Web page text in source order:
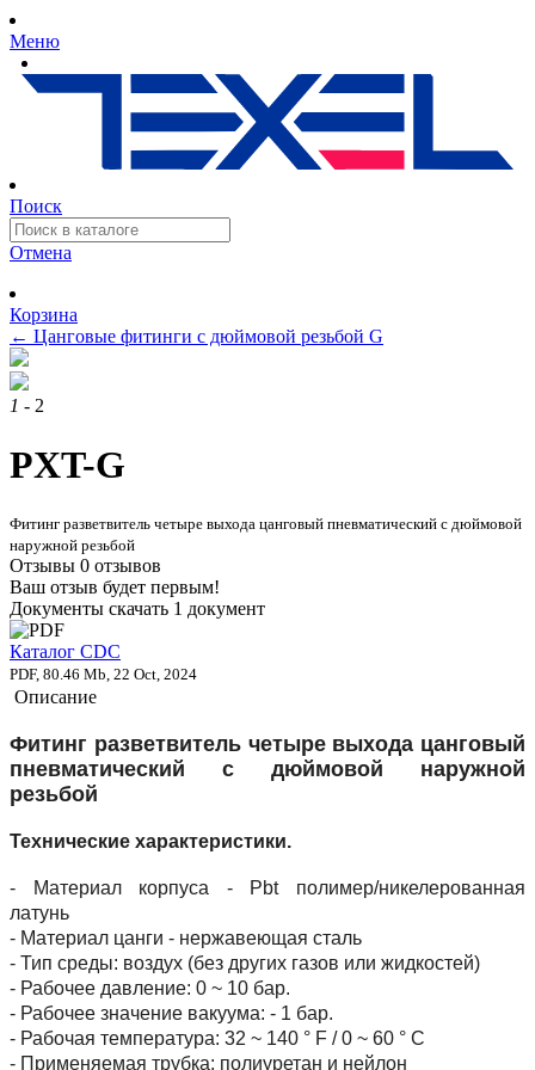
Меню
Поиск
Отмена
Корзина
← Цанговые фитинги с дюймовой резьбой G
1 - 2
PXT-G
Фитинг разветвитель четыре выхода цанговый пневматический с дюймовой
наружной резьбой
Отзывы 0 отзывов
Ваш отзыв будет первым!
Документы скачать 1 документ
Каталог CDC
PDF, 80.46 Mb, 22 Oct, 2024
Описание
Фитинг разветвитель четыре выхода цанговый
пневматический с дюймовой наружной
резьбой
Технические характеристики.
- Материал корпуса - Pbt полимер/никелерованная
латунь
- Материал цанги - нержавеющая сталь
- Тип среды: воздух (без других газов или жидкостей)
- Рабочее давление: 0 ~ 10 бар.
- Рабочее значение вакуума: - 1 бар.
- Рабочая температура: 32 ~ 140 ° F / 0 ~ 60 ° C
- Применяемая трубка: полиуретан и нейлон